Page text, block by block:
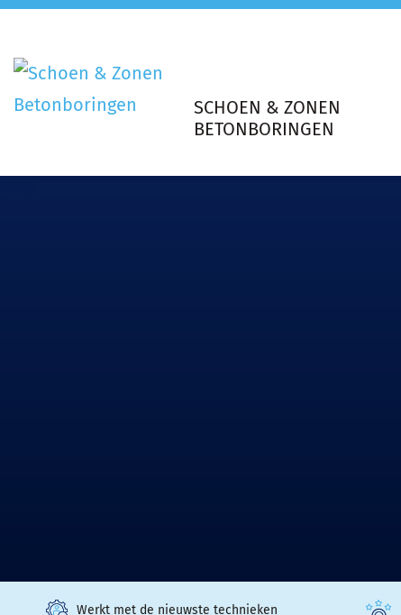
SCHOEN & ZONEN
BETONBORINGEN
Werkt met de nieuwste technieken